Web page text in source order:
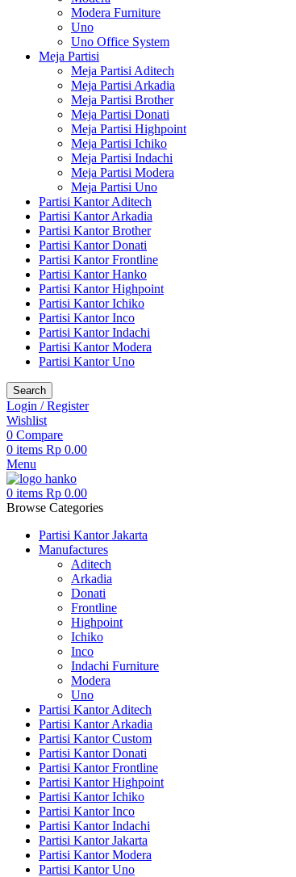
Modera Furniture
Uno
Uno Office System
Meja Partisi
Meja Partisi Aditech
Meja Partisi Arkadia
Meja Partisi Brother
Meja Partisi Donati
Meja Partisi Highpoint
Meja Partisi Ichiko
Meja Partisi Indachi
Meja Partisi Modera
Meja Partisi Uno
Partisi Kantor Aditech
Partisi Kantor Arkadia
Partisi Kantor Brother
Partisi Kantor Donati
Partisi Kantor Frontline
Partisi Kantor Hanko
Partisi Kantor Highpoint
Partisi Kantor Ichiko
Partisi Kantor Inco
Partisi Kantor Indachi
Partisi Kantor Modera
Partisi Kantor Uno
Search
Login / Register
Wishlist
0 Compare
0 items Rp 0.00
Menu
0 items Rp 0.00
Browse Categories
Partisi Kantor Jakarta
Manufactures
Aditech
Arkadia
Donati
Frontline
Highpoint
Ichiko
Inco
Indachi Furniture
Modera
Uno
Partisi Kantor Aditech
Partisi Kantor Arkadia
Partisi Kantor Custom
Partisi Kantor Donati
Partisi Kantor Frontline
Partisi Kantor Highpoint
Partisi Kantor Ichiko
Partisi Kantor Inco
Partisi Kantor Indachi
Partisi Kantor Jakarta
Partisi Kantor Modera
Partisi Kantor Uno